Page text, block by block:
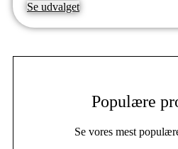
Se udvalget
Populære
Se vores mest